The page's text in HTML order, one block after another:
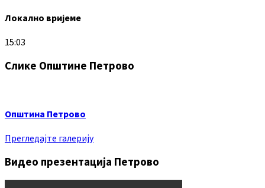
Локално вријеме
15:03
Слике Општине Петрово
Општина Петрово
Прегледајте галерију
Видео презентација Петрово